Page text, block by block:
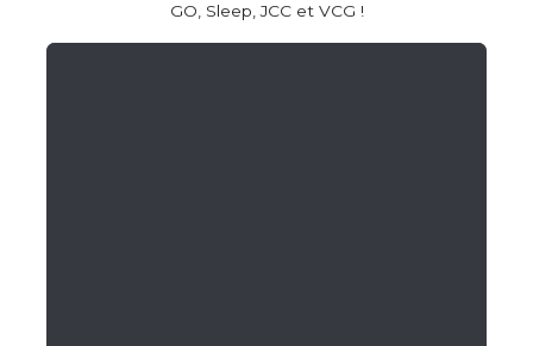
GO, Sleep, JCC et VCG !